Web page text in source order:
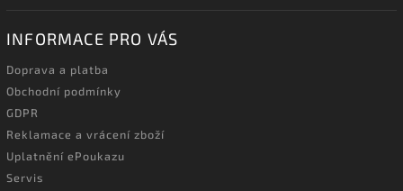
INFORMACE PRO VÁS
Doprava a platba
Obchodní podmínky
GDPR
Reklamace a vrácení zboží
Uplatnění ePoukazu
Servis